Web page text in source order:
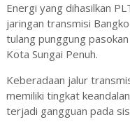
Energi yang dihasilkan
jaringan transmisi
tulang punggung
Kota Sungai Penuh.
Keberadaan jalur
memiliki tingkat
terjadi gangguan pada